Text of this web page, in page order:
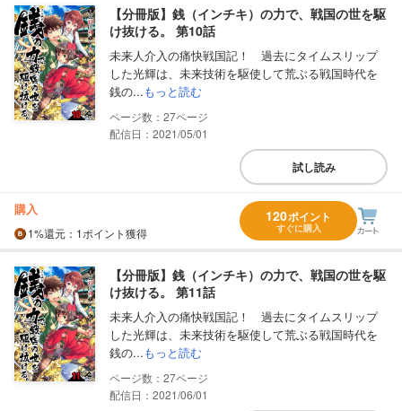
【分冊版】銭（インチキ）の力で、戦国の世を駆
け抜ける。 第10話
未来人介入の痛快戦国記！ 過去にタイムスリップ
した光輝は、未来技術を駆使して荒ぶる戦国時代を
銭の...もっと読む
27
配信日：2021/05/01
試し読み
購入
1%還元 ：1ポイント獲得
120ポイント
すぐに購入
【分冊版】銭（インチキ）の力で、戦国の世を駆
け抜ける。 第11話
未来人介入の痛快戦国記！ 過去にタイムスリップ
した光輝は、未来技術を駆使して荒ぶる戦国時代を
銭の...もっと読む
27
配信日：2021/06/01